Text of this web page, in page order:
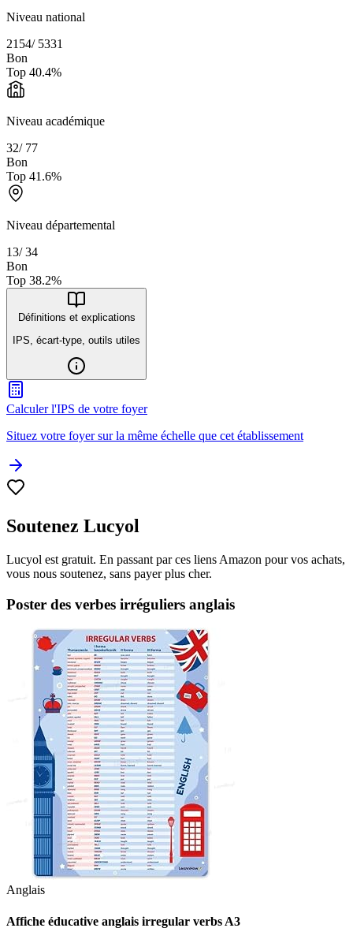
Niveau national
2154/ 5331
Bon
Top 40.4%
Niveau académique
32/ 77
Bon
Top 41.6%
Niveau départemental
13/34
Bon
Top 38.2%
Définitions et explications
IPS, écart-type, outils utiles
Calculer l'IPS de votre foyer
Situez votre foyer sur la même échelle que cet établissement
Soutenez Lucyol
Lucyol est gratuit. En passant par ces liens Amazon pour vos achats,
vous nous soutenez, sans payer plus cher.
Poster des verbes irréguliers anglais
Anglais
Affiche éducative anglais irregular verbs A3